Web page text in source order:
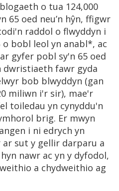
o tua 124,000
65 oed neu’n hŷn, ffigwr
raddol o flwyddyn i
o bobl leol yn anabl*, ac
gyfer pobl sy'n 65 oed
dwristiaeth fawr gyda
bob blwyddyn (gan
miliwn i'r sir), mae'r
toiledau yn cynyddu'n
brig. Er mwyn
i ni edrych yn
sut y gellir darparu a
nawr ac yn y dyfodol,
a chydweithio ag